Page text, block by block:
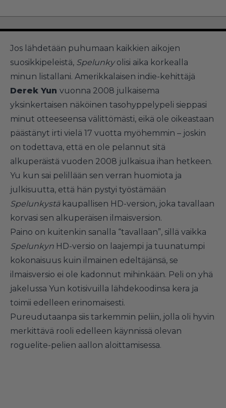
Jos lähdetään puhumaan kaikkien aikojen
suosikkipeleistä, Spelunky olisi aika korkealla
minun listallani. Amerikkalaisen indie-kehittäjä
Derek Yun vuonna 2008 julkaisema
yksinkertaisen näköinen tasohyppelypeli sieppasi
minut otteeseensa välittömästi, eikä ole oikeastaan
päästänyt irti vielä 17 vuotta myöhemmin – joskin
on todettava, että en ole pelannut sitä
alkuperäistä vuoden 2008 julkaisua ihan hetkeen.
Yu kun sai pelillään sen verran huomiota ja
julkisuutta, että hän pystyi työstämään
Spelunkystä kaupallisen HD-version, joka tavallaan
korvasi sen alkuperäisen ilmaisversion.
Paino on kuitenkin sanalla “tavallaan”, sillä vaikka
Spelunkyn HD-versio on laajempi ja tuunatumpi
kokonaisuus kuin ilmainen edeltäjänsä, se
ilmaisversio ei ole kadonnut mihinkään. Peli on yhä
jakelussa Yun kotisivuilla lähdekoodinsa kera ja
toimii edelleen erinomaisesti.
Pureudutaanpa siis tarkemmin peliin, jolla oli hyvin
merkittävä rooli edelleen käynnissä olevan
roguelite-pelien aallon aloittamisessa.